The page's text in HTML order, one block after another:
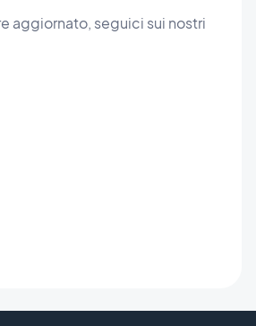
aggiornato, seguici sui nostri